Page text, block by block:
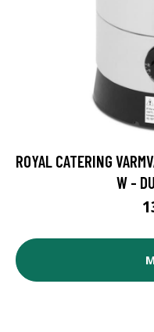
ROYAL CATERING
W -